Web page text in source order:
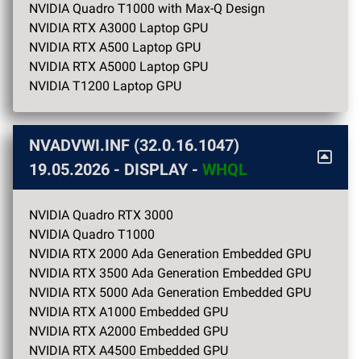
NVIDIA Quadro T1000 with Max-Q Design
NVIDIA RTX A3000 Laptop GPU
NVIDIA RTX A500 Laptop GPU
NVIDIA RTX A5000 Laptop GPU
NVIDIA T1200 Laptop GPU
NVADVWI.INF (32.0.16.1047)
19.05.2026 - DISPLAY - WHQL
NVIDIA Quadro RTX 3000
NVIDIA Quadro T1000
NVIDIA RTX 2000 Ada Generation Embedded GPU
NVIDIA RTX 3500 Ada Generation Embedded GPU
NVIDIA RTX 5000 Ada Generation Embedded GPU
NVIDIA RTX A1000 Embedded GPU
NVIDIA RTX A2000 Embedded GPU
NVIDIA RTX A4500 Embedded GPU